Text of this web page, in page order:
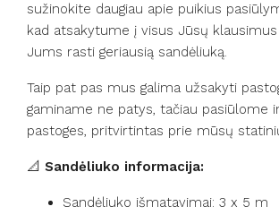
sužinokite daugiau apie puikius
kad atsakytume į visus Jūsų
Jums rasti geriausią sandėliuką.
Taip pat pas mus galima užsakyti
gaminame ne patys, tačiau pasiūlome
pastoges, pritvirtintas prie mūsų
📐 Sandėliuko informacija:
Sandėliuko išmatavimai: 3 x 5 m